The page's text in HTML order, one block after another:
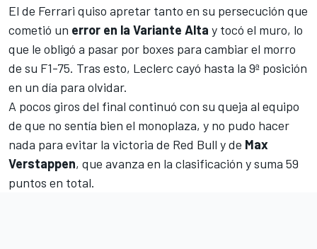
El de Ferrari quiso apretar tanto en su persecución que
cometió un error en la Variante Alta y tocó el muro, lo
que le obligó a pasar por boxes para cambiar el morro
de su F1-75. Tras esto, Leclerc cayó hasta la 9ª posición
en un día para olvidar.
A pocos giros del final continuó con su queja al equipo
de que no sentía bien el monoplaza, y no pudo hacer
nada para evitar la victoria de Red Bull y de Max
Verstappen, que avanza en la clasificación y suma 59
puntos en total.